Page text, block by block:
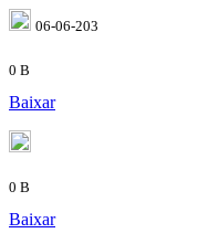
06-06-203
0 B
Baixar
0 B
Baixar